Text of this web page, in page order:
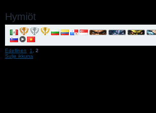
Hymiöt
Edellinen 1
2
Sulje ikkuna